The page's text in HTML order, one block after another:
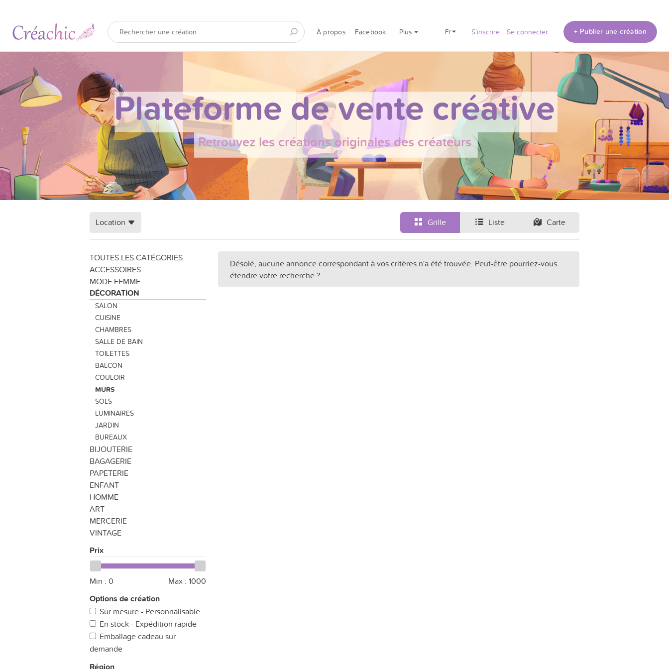
À propos Facebook Plus fr S'inscrire Se connecter + Publier une création
Plateforme de vente créative
Retrouvez les créations originales des créateurs
Grille Liste Carte
Location
TOUTES LES CATÉGORIES
ACCESSOIRES
MODE FEMME
DÉCORATION
SALON
CUISINE
CHAMBRES
SALLE DE BAIN
TOILETTES
BALCON
COULOIR
MURS
SOLS
LUMINAIRES
JARDIN
BUREAUX
BIJOUTERIE
BAGAGERIE
PAPETERIE
ENFANT
HOMME
ART
MERCERIE
VINTAGE
Prix
Min : 0 Max : 1000
Options de création
Sur mesure - Personnalisable
En stock - Expédition rapide
Emballage cadeau sur
demande
Désolé, aucune annonce correspondant à vos critères n'a été trouvée. Peut-être pourriez-vous
étendre votre recherche ?